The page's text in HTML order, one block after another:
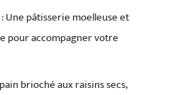
: Une pâtisserie moelleuse et
pour accompagner votre
brioché aux raisins secs,